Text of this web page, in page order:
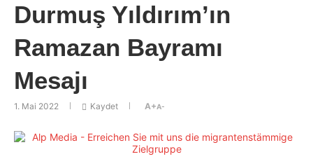
Durmuş Yıldırım’ın
Ramazan Bayramı
Mesajı
1. Mai 2022 Kaydet A+A-